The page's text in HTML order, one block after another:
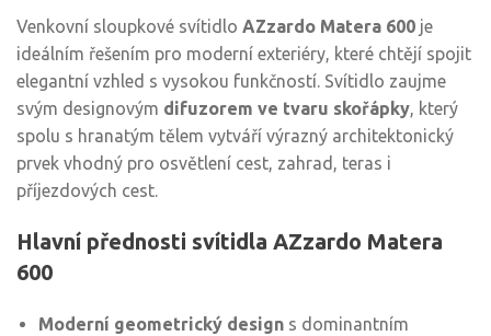
Venkovní sloupkové svítidlo AZzardo Matera 600 je
ideálním řešením pro moderní exteriéry, které chtějí spojit
elegantní vzhled s vysokou funkčností. Svítidlo zaujme
svým designovým difuzorem ve tvaru skořápky, který
spolu s hranatým tělem vytváří výrazný architektonický
prvek vhodný pro osvětlení cest, zahrad, teras i
příjezdových cest.
Hlavní přednosti svítidla AZzardo Matera
600
Moderní geometrický design s dominantním